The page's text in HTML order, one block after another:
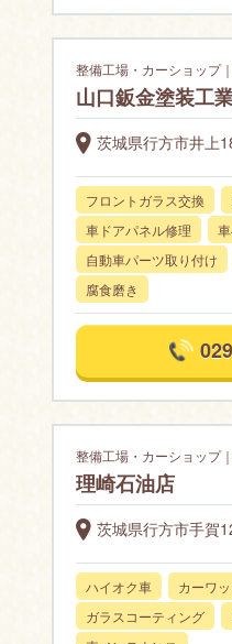
整備工場・カーショップ
山口鈑金塗装工
茨城県行方市井上
フロントガラス交換
車ドアパネル修理
自動車パーツ取り付け
腐食磨き
整備工場・カーショップ
理崎石油店
茨城県行方市手賀
ハイオク車 カーワ
ガラスコーティング